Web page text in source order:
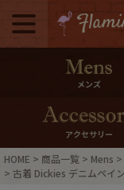
メニュー
ログイン・会員登
メンズ
アクセサリー
HOME 商品一覧 Mens
古着 Dickies デニムペイ